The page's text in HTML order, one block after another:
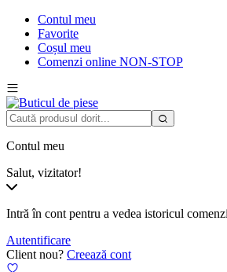
Contul meu
Favorite
Coșul meu
Comenzi online NON-STOP
Contul meu
Salut, vizitator!
Intră în cont pentru a vedea istoricul
Autentificare
Client nou? Creează cont